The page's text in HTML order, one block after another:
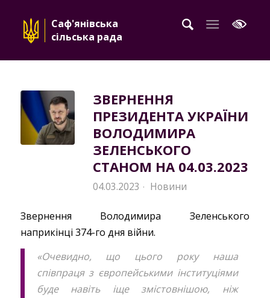
Саф'янівська
сільська рада
ЗВЕРНЕННЯ
ПРЕЗИДЕНТА УКРАЇНИ
ВОЛОДИМИРА
ЗЕЛЕНСЬКОГО
СТАНОМ НА 04.03.2023
04.03.2023 · Новини
Звернення Володимира Зеленського
наприкінці 374-го дня війни.
«Очевидно, що цього року наша
співпраця з європейськими інституціями
буде навіть іще змістовнішою, ніж